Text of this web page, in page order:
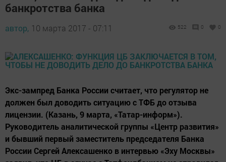
банкротства банка
автор, 10 марта 2017 - 07:11 522 0 0
Экс-зампред Банка России считает, что регулятор не
должен был доводить ситуацию с ТФБ до отзыва
лицензии. (Казань, 9 марта, «Татар-информ»).
Руководитель аналитической группы «Центр развития»
и бывший первый заместитель председателя Банка
России Сергей Алексашенко в интервью «Эху Москвы»